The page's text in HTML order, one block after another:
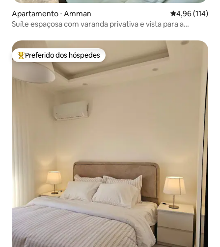
Apartamento ⋅ Amman 4,96 de uma
4,96 (114)
Suíte espaçosa com varanda privativa e vista para a
Entre os melhores preferidos dos hóspedes
Preferido dos hóspedes